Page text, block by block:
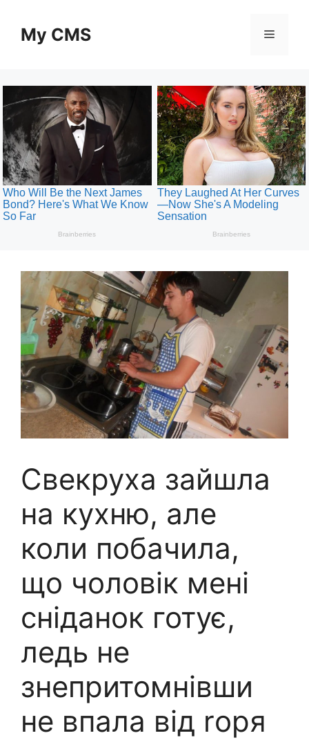
contentMy CMS Menu
Свекруха зайшла
на кухню, але
коли побачила,
що чоловік мені
сніданок готує,
ледь не
знепритомнівши
не впала від rоря